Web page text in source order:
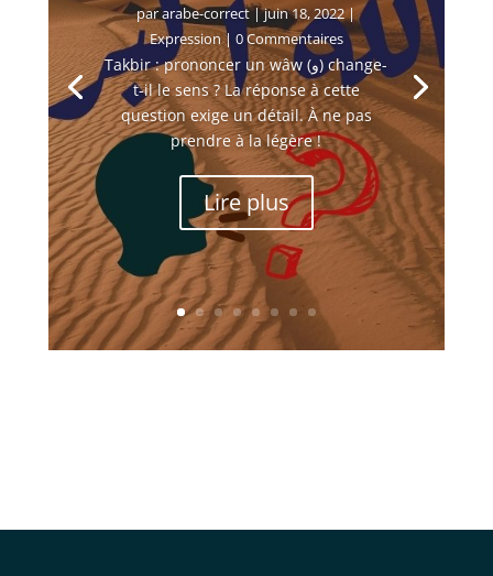
pararabe-correct|juin 18, 2022|
Expression| 0 Commentaires
Takbir : prononcer un wâw (و) change-
t-il le sens ? La réponse à cette
question exige un détail. À ne pas
prendre à la légère !
Lire plus